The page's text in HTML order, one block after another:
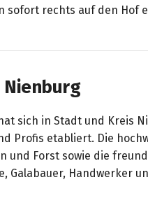
sofort rechts auf den Hof
Nienburg
sich in Stadt und Kreis
Profis etabliert. Die
und Forst sowie die
Galabauer, Handwerker